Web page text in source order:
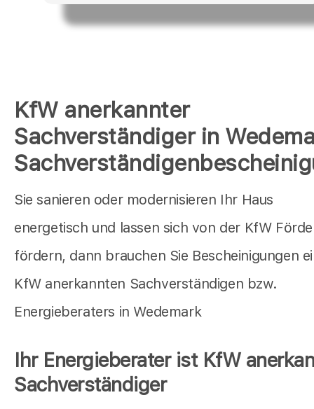
KfW anerkannter
Sachverständiger in
Sie sanieren oder modernisieren Ihr Haus
energetisch und lassen sich von der KfW
fördern, dann brauchen Sie Bescheinigungen
KfW anerkannten Sachverständigen bzw.
Energieberaters in Wedemark
Ihr Energieberater ist KfW
Sachverständiger